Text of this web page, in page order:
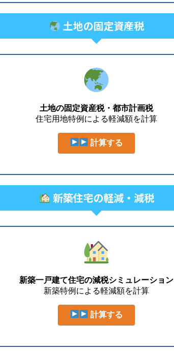
土地の固定資産税
土地の固定資産税・都市計画税
住宅用地特例による軽減額を計算
計算する
新築住宅の軽減・減税
新築一戸建て住宅の減税シミュレーション
新築特例による軽減額を計算
計算する